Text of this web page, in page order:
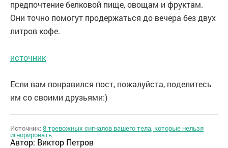
предпочтение белковой пище, овощам и фруктам.
Они точно помогут продержаться до вечера без двух
литров кофе.
источник
Если вам понравился пост, пожалуйста, поделитесь
им со своими друзьями:)
Источник:8 тревожных сигналов вашего тела, которые нельзя
игнорировать
Автор:Виктор Петров